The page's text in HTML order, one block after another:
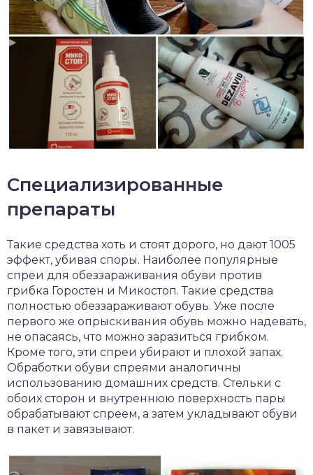
Специализированные
препараты
Такие средства хоть и стоят дорого, но дают 1005
эффект, убивая споры. Наиболее популярные
спреи для обеззараживания обуви против
грибка Горостен и Микостоп. Такие средства
полностью обеззараживают обувь. Уже после
первого же опрыскивания обувь можно надевать,
не опасаясь, что можно заразиться грибком.
Кроме того, эти спреи убирают и плохой запах.
Обработки обуви спреями аналогичны
использованию домашних средств. Стельки с
обоих сторон и внутреннюю поверхность пары
обрабатывают спреем, а затем укладывают обуви
в пакет и завязывают.